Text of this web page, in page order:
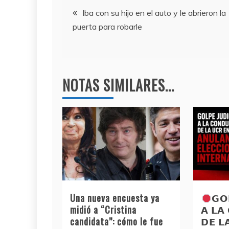
b
o
a
m
A
Navegación
de
Iba con su hijo en el auto y le abrieron la
puerta para robarle
NOTAS SIMILARES...
Una nueva encuesta ya
midió a “Cristina
candidata”: cómo le fue
𝗔 𝗟𝗔
𝗗𝗘